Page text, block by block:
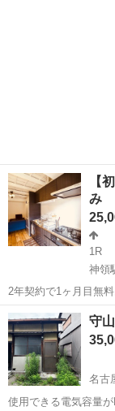
【
み
1R
神領
2年契約で1ヶ月目無料。
井市の神領駅から自
近隣駐車場の相場は4,500円程度。 名古屋
室、全室鍵付...
愛知 春日井市
守
名古
使用できる電気容量